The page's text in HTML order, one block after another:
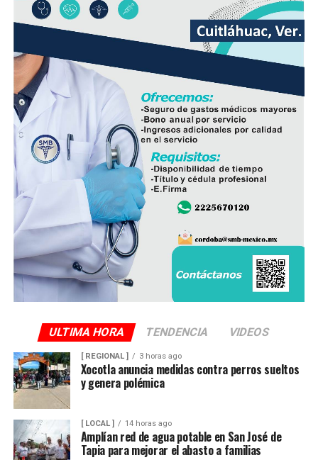
El líder sindical consideró que la estrategia deberá ir
acompañada de la participación de padres de familia,
docentes y autoridades educativas, a fin de que la
regulación tenga resultados positivos y contribuya a
mejorar el desempeño académico y el bienestar integral
de los estudiantes.
ULTIMA HORA TENDENCIA VIDEOS
[ REGIONAL ] 3 horas ago
Xocotla anuncia medidas contra perros sueltos
y genera polémica
[ LOCAL ] 14 horas ago
Amplían red de agua potable en San José de
Tapia para mejorar el abasto a familias